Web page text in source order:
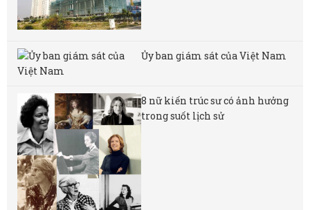
Ủy ban giám sát của Việt Nam
8 nữ kiến ​​trúc sư có ảnh hưởng
trong suốt lịch sử